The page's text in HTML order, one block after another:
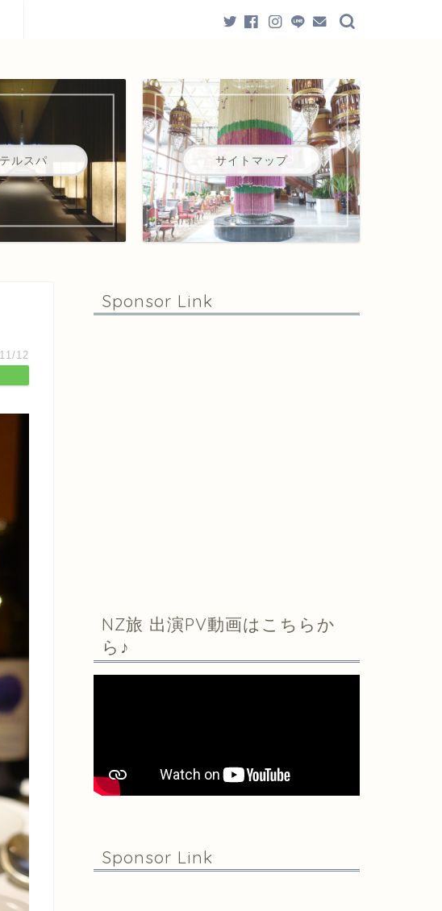
ルスパ サイトマップ
12
Sponsor Link
NZ旅 出演PV動画はこちらか
ら♪
Sponsor Link